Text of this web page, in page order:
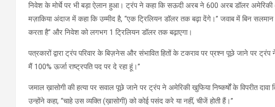
निवेश के मोर्चे पर भी बड़ा ऐलान हुआ। ट्रंप ने कहा कि सऊदी अरब ने 600 अरब डॉलर अमेरिकी
मज़ाकिया अंदाज में कहा कि उम्मीद है, “एक ट्रिलियन डॉलर तक बढ़ा देंगे।” जवाब में बिन
करता है” और निवेश को लगभग 1 ट्रिलियन डॉलर तक बढ़ाएगा।
पत्रकारों द्वारा ट्रंप परिवार के बिज़नेस और संभावित हितों के टकराव पर प्रश्न पूछे जाने पर
मैं 100% ऊर्जा राष्ट्रपति पद पर दे रहा हूं।”
जमाल ख़ासोगी की हत्या पर सवाल पूछे जाने पर ट्रंप ने अमेरिकी खुफिया निष्कर्षों के विपरीत
उन्होंने कहा, “चाहे उस व्यक्ति (ख़ासोगी) को कोई पसंद करे या नहीं, चीजें होती हैं।”